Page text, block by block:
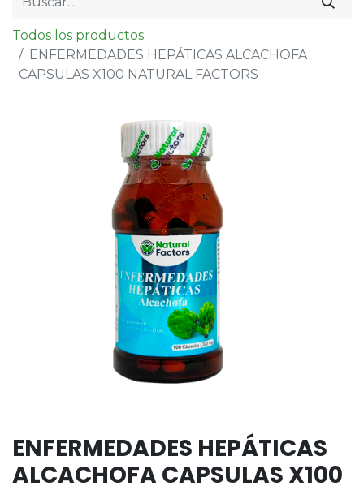
Todos los productos
ENFERMEDADES HEPÁTICAS ALCACHOFA
CAPSULAS X100 NATURAL FACTORS
ENFERMEDADES HEPÁTICAS
ALCACHOFA CAPSULAS X100